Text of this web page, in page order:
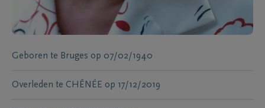
Geboren te Bruges op 07/02/1940
Overleden te CHÊNÉE op 17/12/2019